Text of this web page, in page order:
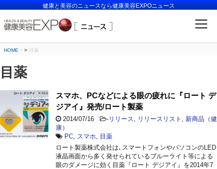
健康と美容のニュースなら健康美容EXPOニュース
HOME > 目薬
目薬
スマホ、PCなどによる眼の疲れに『ロート デ
ジアイ』発売/ロート製薬
2014/07/16 - リリース リリースリスト
新商品（健
康）
PC
スマホ
目薬
ロート製薬株式会社は､スマートフォンやパソコンのLED
液晶画面から多く発せられているブルーライト等による
眼のダメージに効く目薬『ロート デジアイ』を2014年7